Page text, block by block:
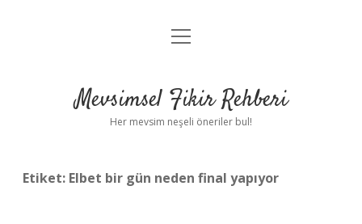
Anasayfa
Yasal Uyarı
menüyü
Mevsimsel Fikir Rehberi
Her mevsim neşeli öneriler bul!
Etiket: Elbet bir gün neden final yapıyor